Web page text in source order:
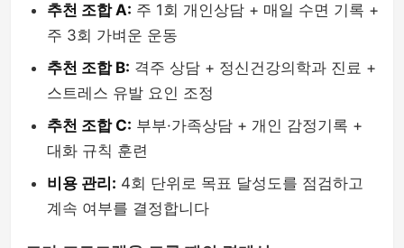
추천 조합 A: 주 1회 개인상담 + 매일 수면 기록 +
주 3회 가벼운 운동
추천 조합 B: 격주 상담 + 정신건강의학과 진료 +
스트레스 유발 요인 조정
추천 조합 C: 부부·가족상담 + 개인 감정기록 +
대화 규칙 훈련
비용 관리: 4회 단위로 목표 달성도를 점검하고
계속 여부를 결정합니다